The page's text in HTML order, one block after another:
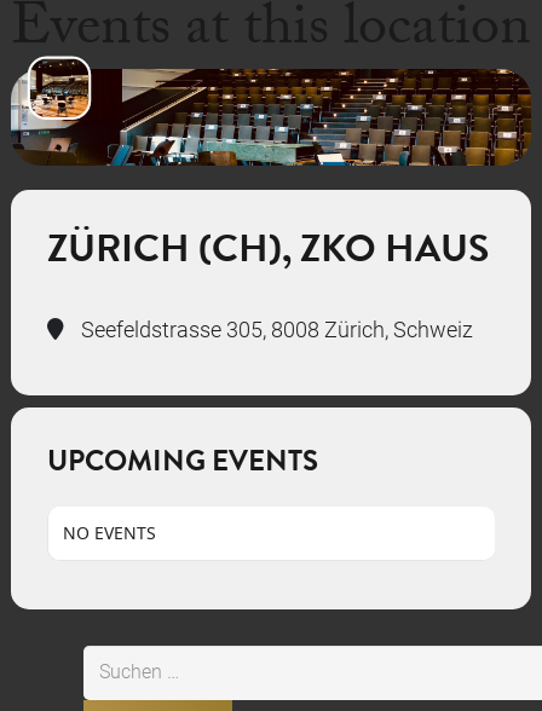
Events at this location
ZÜRICH (CH), ZKO HAUS
Seefeldstrasse 305, 8008 Zürich, Schweiz
UPCOMING EVENTS
NO EVENTS
Suchen
nach: